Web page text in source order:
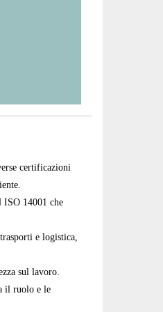
certificazioni
14001 che
e logistica,
sul lavoro.
il ruolo e le